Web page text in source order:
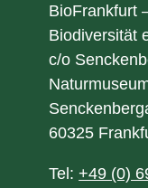
BioFrankfurt
Biodiversität
c/o
60325
Tel:+49 (0)